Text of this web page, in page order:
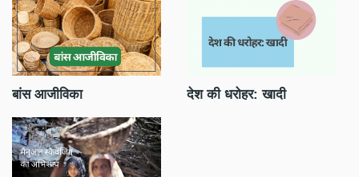
बांस आजीविका देश की धरोहर: खादी